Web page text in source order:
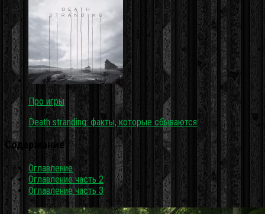
Про игры
Death stranding: факты, которые сбываются
Содержание
Оглавление
Оглавление часть 2
Оглавление часть 3